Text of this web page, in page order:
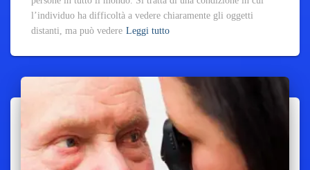
l’individuo ha difficoltà a vedere chiaramente gli oggetti
distanti, ma può vedere Leggi tutto